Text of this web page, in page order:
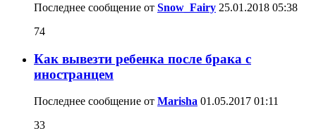
Последнее сообщение от Snow_Fairy 25.01.2018 05:38
74
Как вывезти ребенка после брака с
иностранцем
Последнее сообщение от Marisha 01.05.2017 01:11
33